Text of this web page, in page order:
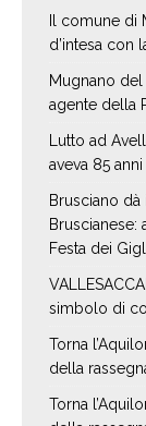
Il comune di
d’intesa con
Mugnano
agente della
Lutto ad
aveva 85 anni
Brusciano dà
Bruscianese:
Festa dei
simbolo di
Torna
della
Torna